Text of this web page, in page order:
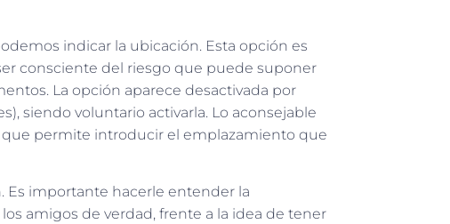
indicar la ubicación. Esta opción es
consciente del riesgo que puede suponer
La opción aparece desactivada por
siendo voluntario activarla. Lo aconsejable
permite introducir el emplazamiento que
Es importante hacerle entender la
amigos de verdad, frente a la idea de tener